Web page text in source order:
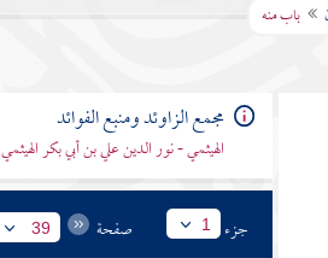
باب منه
مجمع الزاوئد ومنبع الفوائد
الهيثمي - نور الدين علي بن أبي بكر الهيثمي
جزء 1 صفحة 39